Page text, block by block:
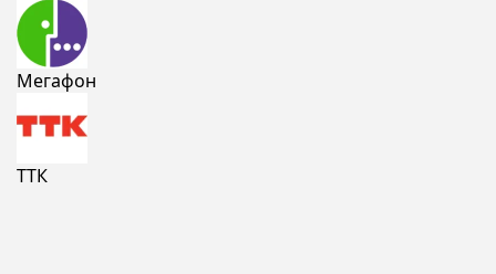
Мегафон
ТТК